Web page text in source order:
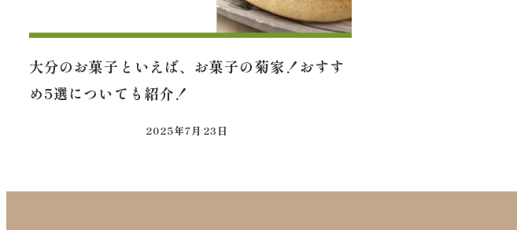
大分のお菓子といえば、お菓子の菊家！おすす
め5選についても紹介！
2025年7月23日